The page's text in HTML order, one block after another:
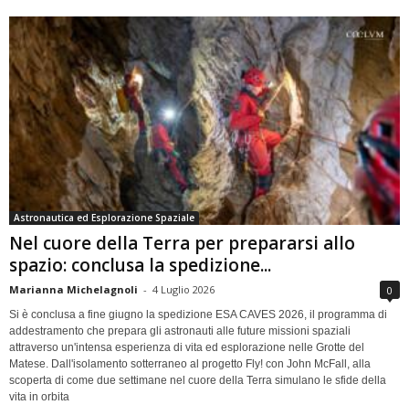
Astronautica ed Esplorazione Spaziale
Nel cuore della Terra per prepararsi allo
spazio: conclusa la spedizione...
Marianna Michelagnoli - 4 Luglio 2026 0
Si è conclusa a fine giugno la spedizione ESA CAVES 2026, il programma di
addestramento che prepara gli astronauti alle future missioni spaziali
attraverso un'intensa esperienza di vita ed esplorazione nelle Grotte del
Matese. Dall'isolamento sotterraneo al progetto Fly! con John McFall, alla
scoperta di come due settimane nel cuore della Terra simulano le sfide della
vita in orbita